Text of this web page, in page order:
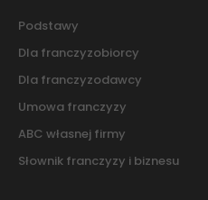
Podstawy
Dla franczyzobiorcy
Dla franczyzodawcy
Umowa franczyzy
ABC własnej firmy
Słownik franczyzy i biznesu